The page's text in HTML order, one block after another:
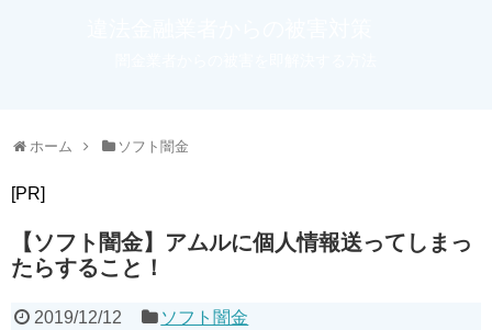
ホーム ソフト闇金
[PR]
【ソフト闇金】アムルに個人情報送ってしまっ
たらすること！
2019/12/12 ソフト闇金